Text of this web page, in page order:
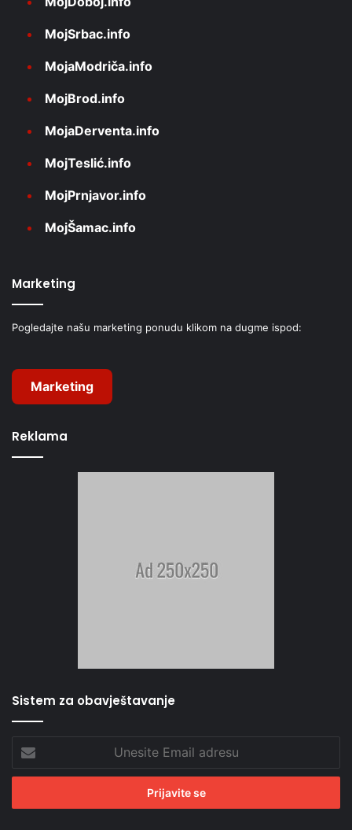
MojSrbac.info
MojaModriča.info
MojBrod.info
MojaDerventa.info
MojTeslić.info
MojPrnjavor.info
MojŠamac.info
Marketing
Pogledajte našu marketing ponudu klikom na dugme ispod:
Marketing
Reklama
Sistem za obavještavanje
Email
adresu